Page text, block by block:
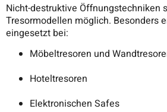
Nicht-destruktive Öffnungstechniken
Tresormodellen möglich. Besonders
eingesetzt bei:
Möbeltresoren und
Hoteltresoren
Elektronischen Safes